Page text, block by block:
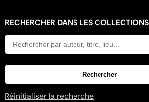
RECHERCHER DANS LES COLLECTIONS
Réinitialiser la recherche